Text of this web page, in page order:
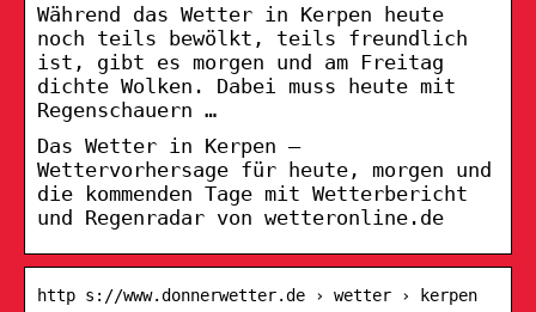
Während das Wetter in Kerpen heute
noch teils bewölkt, teils freundlich
ist, gibt es morgen und am Freitag
dichte Wolken. Dabei muss heute mit
Regenschauern …
Das Wetter in Kerpen –
Wettervorhersage für heute, morgen und
die kommenden Tage mit Wetterbericht
und Regenradar von wetteronline.de
http s://www.donnerwetter.de › wetter › kerpen